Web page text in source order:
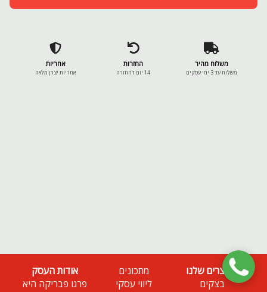
משלוח מהיר
משלוח עד 3 ימי עסקים
החזרות
14 יום להחזרה
אחריות
אחריות יצרן מלאה
המוצרים שלנו
בצקים
מתכונים
ליווי עסקי
אודות העסק
פרגו פבריקה היא